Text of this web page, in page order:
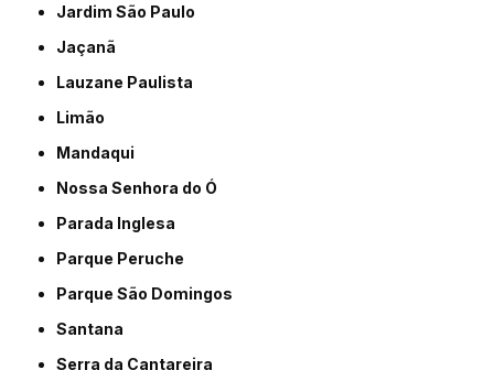
Jardim São Paulo
Jaçanã
Lauzane Paulista
Limão
Mandaqui
Nossa Senhora do Ó
Parada Inglesa
Parque Peruche
Parque São Domingos
Santana
Serra da Cantareira